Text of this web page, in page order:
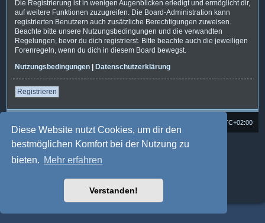
Diese Website nutzt Cookies, um dir den
bestmöglichen Komfort bei der Nutzung zu
bieten. Mehr erfahren
Verstanden!
Die Registrierung ist in wenigen Augenblicken erledigt und ermöglicht dir,
auf weitere Funktionen zuzugreifen. Die Board-Administration kann
registrierten Benutzern auch zusätzliche Berechtigungen zuweisen.
Beachte bitte unsere Nutzungsbedingungen und die verwandten
Regelungen, bevor du dich registrierst. Bitte beachte auch die jeweiligen
Forenregeln, wenn du dich in diesem Board bewegst.
Nutzungsbedingungen | Datenschutzerklärung
Registrieren
UTC+02:00
Powered byphpBB ® Forum Software © phpBB Limited
Style: Multi Design by Joyce&Luna
Nutzungsbedingungen